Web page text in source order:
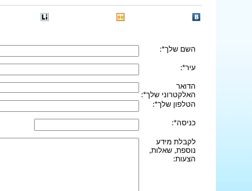
השם שלך*:
עיר*:
הדואר
האלקטרוני שלך*:
הטלפון שלך*:
כניסה*:
לקבלת מידע
נוספת, שאלות,
הצעות: